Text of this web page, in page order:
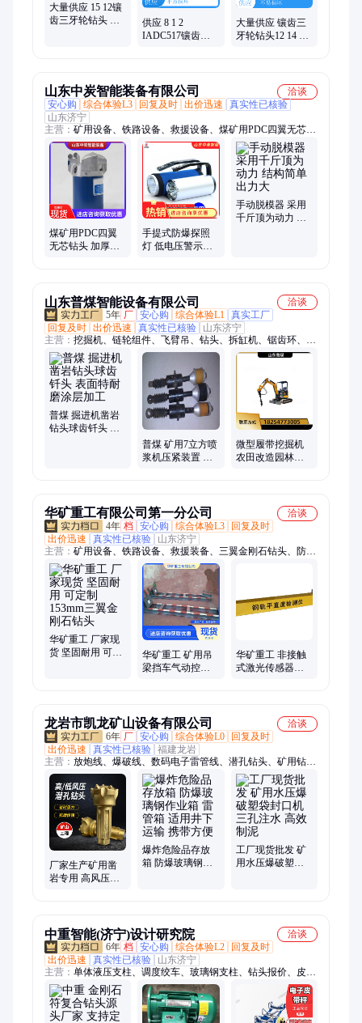
大量供应 15 12镶
齿三牙轮钻头 可
供应 8 1 2
IADC517镶齿三
大量供应 镶齿三
牙轮钻头12 14 用
山东中炭智能装备有限公司
洽谈
安心购
综合体验L3 回复及时 出价迅速
真实性已核验
山东济宁
主营： 矿用设备、铁路设备、救援设备、煤矿用PDC四翼无芯钻
头、防爆电器、仪器仪表、路面机械、工程机械、智能制造
煤矿用PDC四翼
无芯钻头 加厚材
手提式防爆探照
灯 低电压警示功
手动脱模器 采用
千斤顶为动力 结
山东普煤智能设备有限公司
洽谈
5年 厂 安心购 综合体验L1 真实工厂
回复及时 出价迅速 真实性已核验
山东济宁
主营： 挖掘机、链轮组件、飞臂吊、钻头、拆缸机、锯齿环、伸
缩臂、皮带硫化机、聚能管、临时支护装置、搬运悬浮气垫、搬
运坦克车、矿用三轮车、喷射器、船用风机、速凝剂、钻杆、电
液推杆、洗靴机、手拉葫芦、除铁器、管道排渣器、消毒门、静
电释放器、定向钻机
普煤 掘进机凿岩
钻头球齿钎头 表
普煤 矿用7立方喷
浆机压紧装置 干
微型履带挖掘机
农田改造园林绿
华矿重工有限公司第一分公司
洽谈
4年 档 安心购 综合体验L3
回复及时
出价迅速
真实性已核验
山东济宁
主营： 矿用设备、铁路设备、救援装备、三翼金刚石钻头、防爆
电器、路面机械、工程机械
华矿重工 厂家现
货 坚固耐用 可定
华矿重工 矿用吊
梁挡车气动控制
华矿重工 非接触
式激光传感器测
龙岩市凯龙矿山设备有限公司
洽谈
6年 厂 安心购 综合体验L0
回复及时
出价迅速
真实性已核验 福建龙岩
主营： 放炮线、爆破线、数码电子雷管线、潜孔钻头、矿用钻
头、雷管箱、雷管柜、冲击器、矿用防水袋、水泡泥袋、水袋封
口机、爆破四通直通、气体间隔器、爆破炮被、爆破防护网、水
炮泥袋、避炮棚、炮泥机、欧姆表、装药壳、安全背夹、炸药
柜、炸药库房、爆破母线
厂家生产矿用凿
岩专用 高风压潜
爆炸危险品存放
箱 防爆玻璃钢作
工厂现货批发 矿
用水压爆破塑袋
中重智能(济宁)设计研究院
洽谈
6年 档 安心购 综合体验L2
回复及时
出价迅速
真实性已核验
山东济宁
主营： 单体液压支柱、调度绞车、玻璃钢支柱、钻头报价、皮带
探伤仪、防爆饮水机、无压风门、扒渣机、耙斗装岩机、锚杆调
直机、皮带硫化机、振动放矿机、气动清淤排污泵、慢速绞车、
自动隔爆装置、栏木机、侧卸式矿车、运输绞车、双速绞车、逆